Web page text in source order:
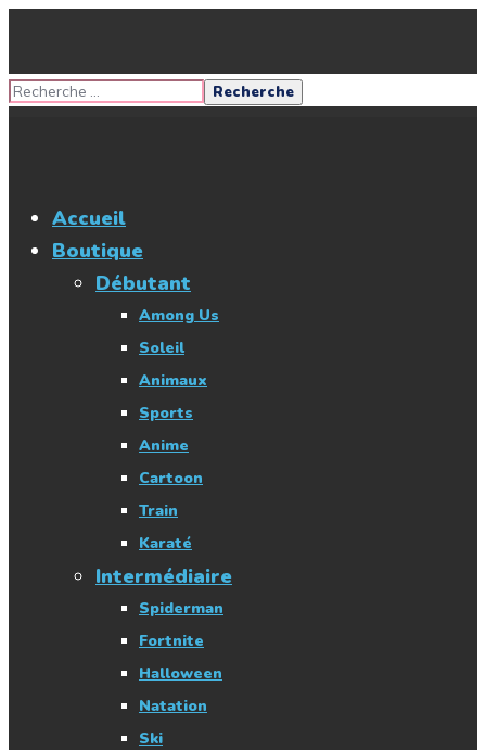
Accueil
Boutique
Débutant
Among Us
Soleil
Animaux
Sports
Anime
Cartoon
Train
Karaté
Intermédiaire
Spiderman
Fortnite
Halloween
Natation
Ski